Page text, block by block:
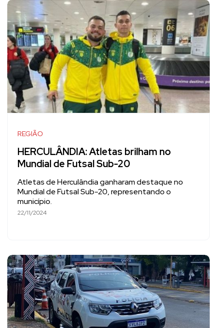
REGIÃO
HERCULÂNDIA: Atletas brilham no
Mundial de Futsal Sub-20
Atletas de Herculândia ganharam destaque no
Mundial de Futsal Sub-20, representando o
município.
22/11/2024